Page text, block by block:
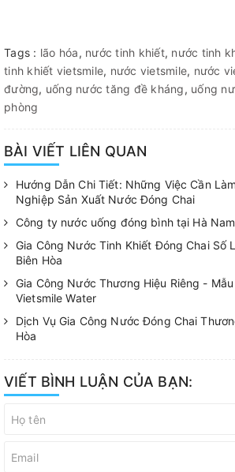
Tags : lão hóa, nước tinh khiết, nước tinh
tinh khiết vietsmile, nước vietsmile, nước
đường, uống nước tăng đề kháng, uống
phòng
BÀI VIẾT LIÊN QUAN
Hướng Dẫn Chi Tiết: Những Việc Cần
Nghiệp Sản Xuất Nước Đóng Chai
Công ty nước uống đóng bình tại Hà Nam
Gia Công Nước Tinh Khiết Đóng Chai Số
Biên Hòa
Gia Công Nước Thương Hiệu Riêng -
Vietsmile Water
Dịch Vụ Gia Công Nước Đóng Chai
Hòa
VIẾT BÌNH LUẬN CỦA BẠN: